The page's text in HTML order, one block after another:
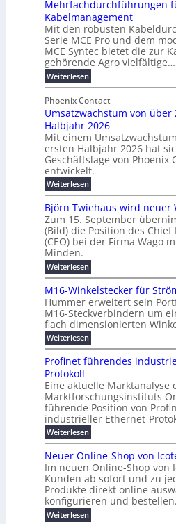
r
d
e
r
u
n
g
b
r
a
u
c
h
t
m
e
h
r
T
m
p
o
u
n
d
w
e
n
g
e
B
ü
r
o
k
r
a
u
m
E
n
e
r
g
u
f
ü
r
m
o
d
e
r
n
e
E
e
r
g
i
e
l
s
u
n
g
e
n
t
w
i
c
k
e
l
e
N
H
-
S
i
c
h
e
r
u
n
s
l
a
s
t
s
c
h
a
t
e
i
s
t
n
e
k
o
r
d
b
e
t
e
i
l
i
g
u
n
g
b
e
i
m
0
2
6
E
u
r
o
e
n
E
t
e
r
a
t
P
l
Mehrfachdurchführungen
Kabelmanagement
Mit den robusten
Serie MCE Pro und dem
MCE Syntec bietet die zur
gehörende Agro vielfältige…
Weiterlesen:
M
h
r
f
a
c
h
d
u
r
c
f
ü
h
r
n
g
e
n
f
ü
r
e
ff
i
z
i
n
t
e
r
e
s
K
a
b
e
l
m
a
n
Phoenix Contact
Umsatzwachstum von über
Halbjahr 2026
Mit einem
ersten Halbjahr 2026 hat
Geschäftslage von Phoenix
entwickelt.
Weiterlesen:
U
m
s
a
t
z
a
c
h
s
t
u
m
v
o
n
ü
b
r
2
0
%
i
m
e
r
t
e
n
H
a
Björn Twiehaus wird neuer
Zum 15. September
(Bild) die Position des Chief
(CEO) bei der Firma Wago
Minden.
Weiterlesen:
B
ö
r
n
T
w
i
e
h
u
s
w
r
d
n
e
u
r
W
a
g
o
M16-Winkelstecker für
Hummer erweitert sein
M16-Steckverbindern um
flach dimensionierten
Weiterlesen:
M
1
6
W
i
n
k
e
l
s
t
c
k
e
r
ü
Profinet führendes
Protokoll
Eine aktuelle Marktanalyse
Marktforschungsinstituts
führende Position von
industrieller Ethernet-
Weiterlesen:
P
r
o
i
n
e
t
f
Neuer Online-Shop von
Im neuen Online-Shop von
Kunden ab sofort und zu
Produkte direkt online
konfigurieren und bestellen.
Weiterlesen: